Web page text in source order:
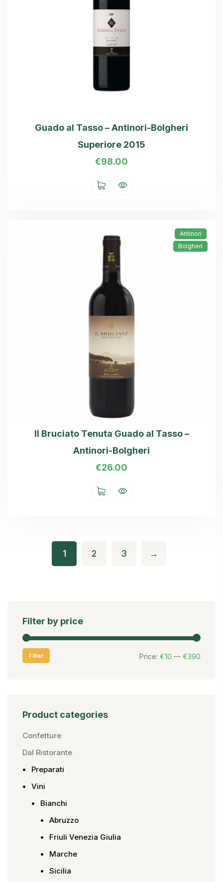
Guado al Tasso – Antinori-Bolgheri
Superiore 2015
€98.00
Antinori
Bolgheri
Il Bruciato Tenuta Guado al Tasso –
Antinori-Bolgheri
€26.00
1 2 3 →
Filter by price
Filter Price: €10 — €390
Product categories
Confetture
Dal Ristorante
Preparati
Vini
Bianchi
Abruzzo
Friuli Venezia Giulia
Marche
Sicilia